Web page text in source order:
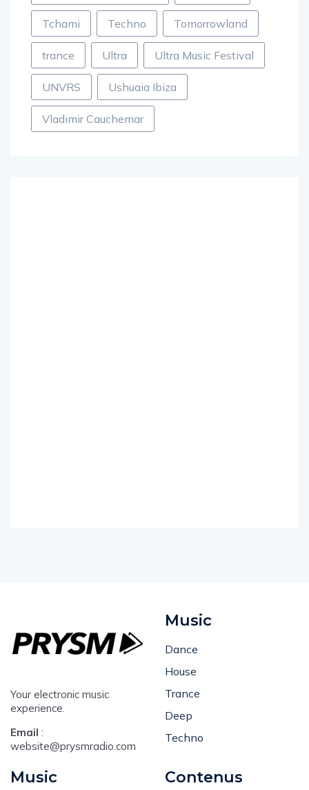
Tchami Techno Tomorrowland
trance Ultra Ultra Music Festival
UNVRS Ushuaia Ibiza
Vladimir Cauchemar
Your electronic music
experience.
Email :
website@prysmradio.com
Music
Dance
House
Trance
Deep
Techno
Music Contenus